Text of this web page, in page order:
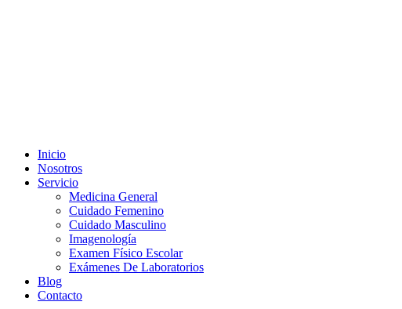
Inicio
Nosotros
Servicio
Medicina General
Cuidado Femenino
Cuidado Masculino
Imagenología
Examen Físico Escolar
Exámenes De Laboratorios
Blog
Contacto